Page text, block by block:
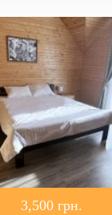
3,500 грн.